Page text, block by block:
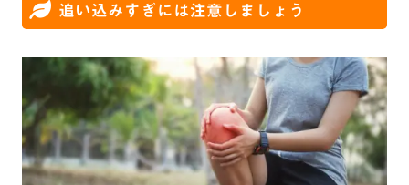
追い込みすぎには注意しましょう